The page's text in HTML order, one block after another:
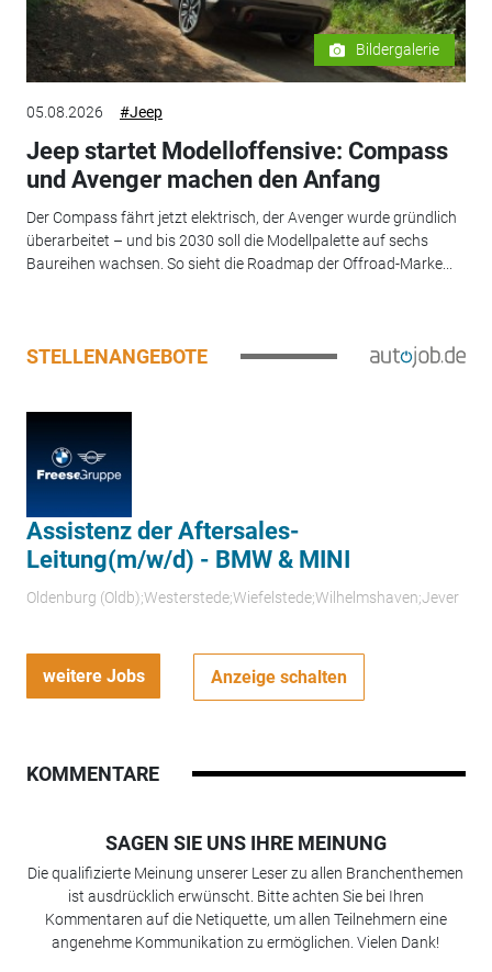
Bildergalerie
05.08.2026 #Jeep
Jeep startet Modelloffensive: Compass
und Avenger machen den Anfang
Der Compass fährt jetzt elektrisch, der Avenger wurde gründlich
überarbeitet – und bis 2030 soll die Modellpalette auf sechs
Baureihen wachsen. So sieht die Roadmap der Offroad-Marke...
STELLENANGEBOTE
Assistenz der Aftersales-
Leitung(m/w/d) - BMW & MINI
Oldenburg (Oldb);Westerstede;Wiefelstede;Wilhelmshaven;Jever
weitere Jobs Anzeige schalten
KOMMENTARE
SAGEN SIE UNS IHRE MEINUNG
Die qualifizierte Meinung unserer Leser zu allen Branchenthemen
ist ausdrücklich erwünscht. Bitte achten Sie bei Ihren
Kommentaren auf die Netiquette, um allen Teilnehmern eine
angenehme Kommunikation zu ermöglichen. Vielen Dank!